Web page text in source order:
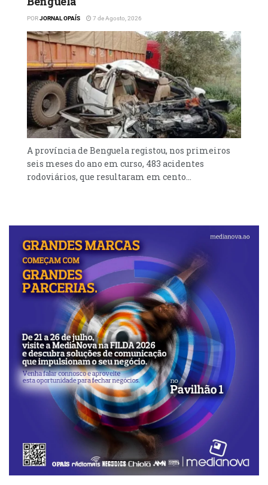
PORJORNAL OPAÍS 7 de Agosto, 2026
A província de Benguela registou, nos primeiros
seis meses do ano em curso, 483 acidentes
rodoviários, que resultaram em cento...